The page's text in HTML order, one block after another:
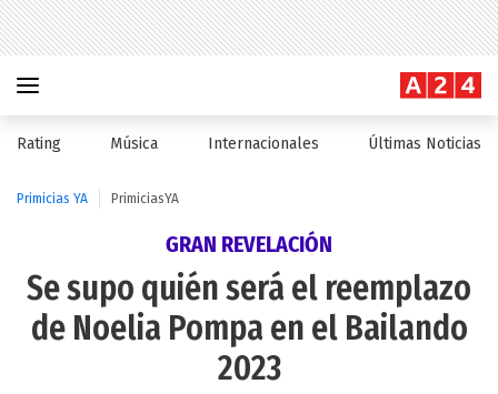
Rating Música Internacionales Últimas Noticias
Primicias YA PrimiciasYA
GRAN REVELACIÓN
Se supo quién será el reemplazo
de Noelia Pompa en el Bailando
2023